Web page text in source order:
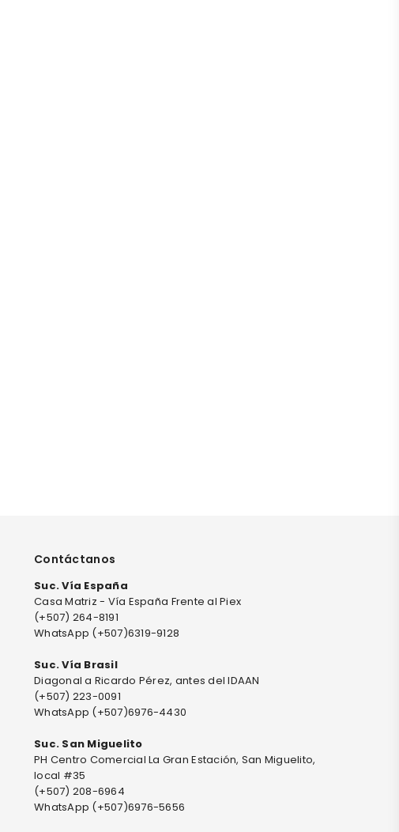
Contáctanos
Suc. Vía España
Casa Matriz - Vía España Frente al Piex
(+507) 264-8191
WhatsApp (+507)6319-9128
Suc. Vía Brasil
Diagonal a Ricardo Pérez, antes del IDAAN
(+507) 223-0091
WhatsApp (+507)6976-4430
Suc. San Miguelito
PH Centro Comercial La Gran Estación, San Miguelito,
local #35
(+507) 208-6964
WhatsApp (+507)6976-5656